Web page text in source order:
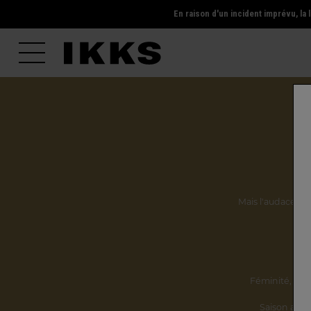
En raison d'un incident imprévu,
Mais l'audace, la
Féminité,
Saison